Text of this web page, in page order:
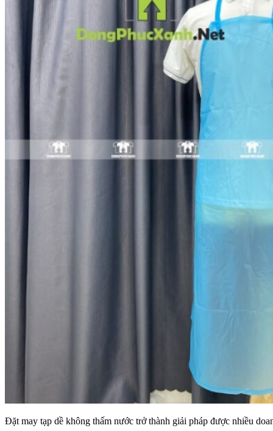
Đặt may tạp dề không thấm nước trở thành giải pháp được nhiều